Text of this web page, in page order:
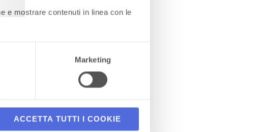
e mostrare contenuti in linea con le
Marketing
ACCETTA TUTTI I COOKIE